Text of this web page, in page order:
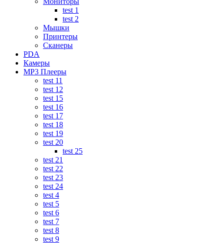
test 1
test 2
Мышки
Принтеры
Сканеры
PDA
Камеры
MP3 Плееры
test 11
test 12
test 15
test 16
test 17
test 18
test 19
test 20
test 25
test 21
test 22
test 23
test 24
test 4
test 5
test 6
test 7
test 8
test 9